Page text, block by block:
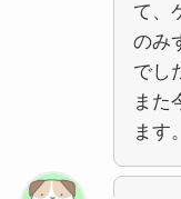
て、
のみ
でし
また
ます。